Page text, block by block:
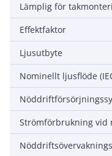
Lämplig för
Effektfaktor
Ljusutbyte